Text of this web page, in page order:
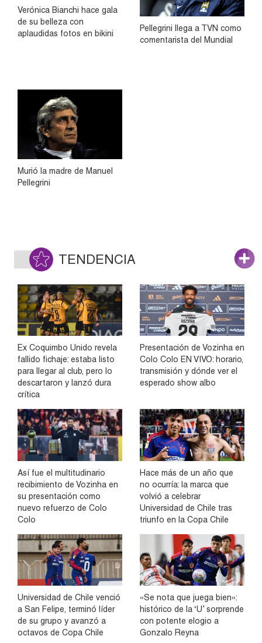
Verónica Bianchi hace gala
de su belleza con
aplaudidas fotos en bikini
Pellegrini llega a TVN como
comentarista del Mundial
Murió la madre de Manuel
Pellegrini
TENDENCIA
Ex Coquimbo Unido revela
fallido fichaje: estaba listo
para llegar al club, pero lo
descartaron y lanzó dura
crítica
Presentación de Vozinha en
Colo Colo EN VIVO: horario,
transmisión y dónde ver el
esperado show albo
Así fue el multitudinario
recibimiento de Vozinha en
su presentación como
nuevo refuerzo de Colo
Colo
Hace más de un año que
no ocurría: la marca que
volvió a celebrar
Universidad de Chile tras
triunfo en la Copa Chile
Universidad de Chile venció
a San Felipe, terminó líder
de su grupo y avanzó a
octavos de Copa Chile
«Se nota que juega bien»:
histórico de la ‘U’ sorprende
con potente elogio a
Gonzalo Reyna